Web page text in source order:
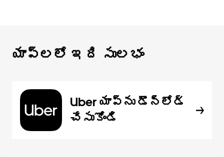
యాప్‌లలో ఇది సులభం
Uber యాప్‌ను డౌన్‌లోడ్
చేసుకోండి